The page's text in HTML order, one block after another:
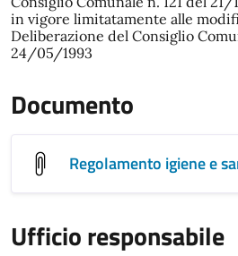
in vigore limitatamente alle
Deliberazione del Consiglio
24/05/1993
Documento
Regolamento igiene e
Ufficio responsabile